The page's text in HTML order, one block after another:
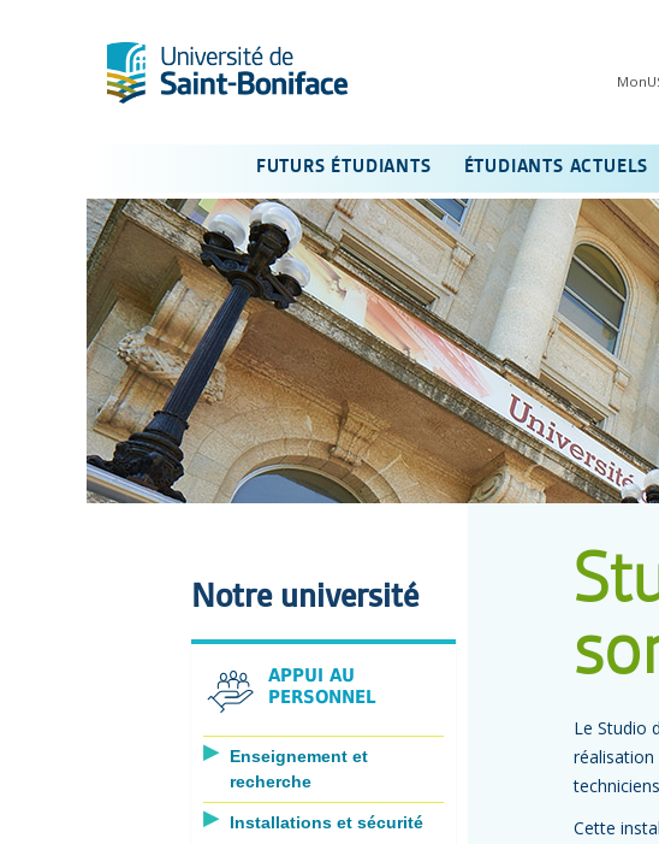
FUTURS ÉTUDIANTS ÉTUDIANTS ACTUELS
Le Studio
réalisation
Cette
Notre université
APPUI AU
PERSONNEL
Enseignement et
recherche
Installations et sécurité